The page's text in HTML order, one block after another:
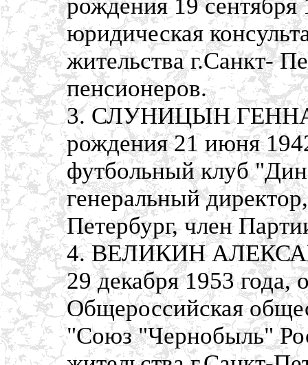
рождения 19 сентября
юридическая
жительства г.Санкт-
пенсионеров.
3. СЛУНИЦЫН
рождения 21 июня
футбольный клуб
генеральный
Петербург, член
4. ВЕЛИКИН
29 декабря 1953 года,
Общероссийская
"Союз "Чернобыль"